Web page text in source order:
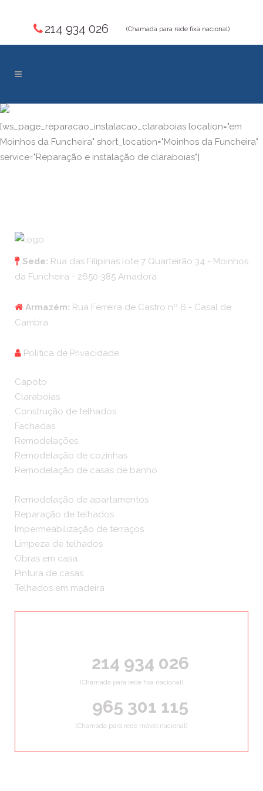
214 934 026 (Chamada para rede fixa nacional)
[ws_page_reparacao_instalacao_claraboias location="em
Moinhos da Funcheira" short_location="Moinhos da Funcheira"
service="Reparação e instalação de claraboias"]
Sede: Rua das Filipinas lote 7 Quarteirão 34 - Moinhos
da Funcheira - 2650-385 Amadora
Armazém: Rua Ferreira de Castro nº 6 - Casal de
Cambra
Política de Privacidade
Capoto
Claraboias
Construção de telhados
Fachadas
Remodelações
Remodelação de cozinhas
Remodelação de casas de banho
Remodelação de apartamentos
Reparação de telhados
Impermeabilização de terraços
Limpeza de telhados
Obras em casa
Pintura de casas
Telhados em madeira
214 934 026
(Chamada para rede fixa nacional)
965 301 115
(Chamada para rede móvel nacional)